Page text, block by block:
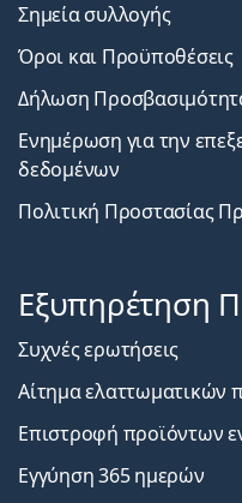
Σημεία συλλογής
Όροι και Προϋποθέσεις
Δήλωση
Ενημέρωση για την
δεδομένων
Πολιτική Προστασίας
Εξυπηρέτηση
Συχνές ερωτήσεις
Αίτημα ελαττωματικών
Επιστροφή προϊόντων
Εγγύηση 365 ημερών